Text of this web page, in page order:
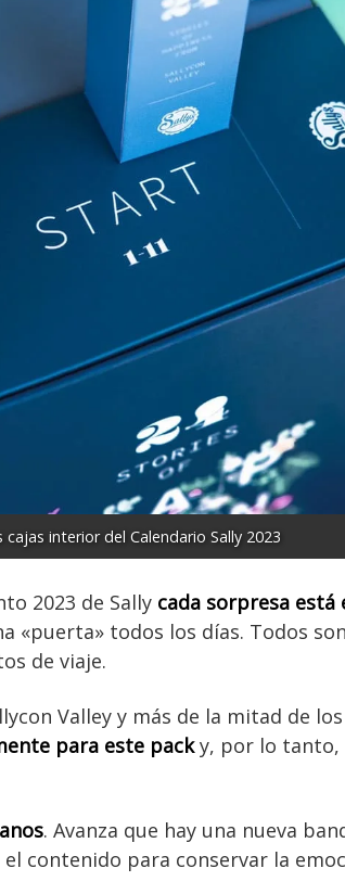
cajas interior del Calendario Sally 2023
2023 de Sally cada sorpresa está
«puerta» todos los días. Todos
de viaje.
Valley y más de la mitad de
para este packy, por lo tanto,
. Avanza que hay una nueva
contenido para conservar la